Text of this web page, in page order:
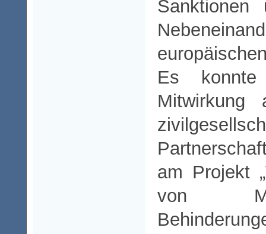
Es
Mitwirkung
am Projekt
von